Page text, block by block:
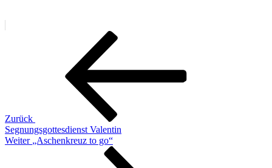
Beitragsnavigation
Zurück
Segnungsgottesdienst Valentin
Nächster
Weiter „Aschenkreuz to go“